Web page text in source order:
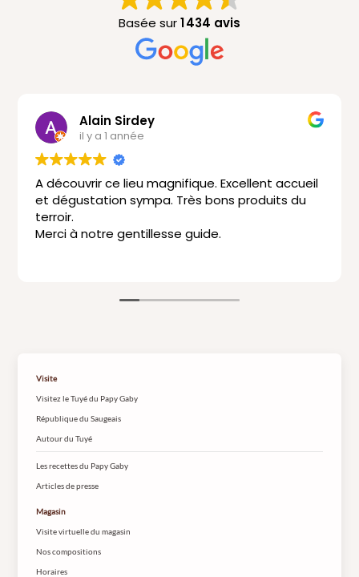
Basée sur1 434 avis
Alain Sirdey
il y a 1 année
A découvrir ce lieu magnifique. Excellent accueil
et dégustation sympa. Très bons produits du
terroir.
Merci à notre gentillesse guide.
Visite
Visitez le Tuyé du Papy Gaby
République du Saugeais
Autour du Tuyé
Les recettes du Papy Gaby
Articles de presse
Magasin
Visite virtuelle du magasin
Nos compositions
Horaires